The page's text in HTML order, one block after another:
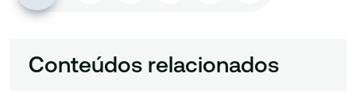
Conteúdos relacionados